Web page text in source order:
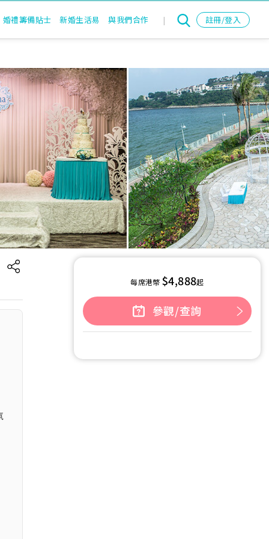
婚禮籌備貼士 新婚生活易 與我們合作 | 註冊/登入
每席港幣$4,888起
參觀/查詢